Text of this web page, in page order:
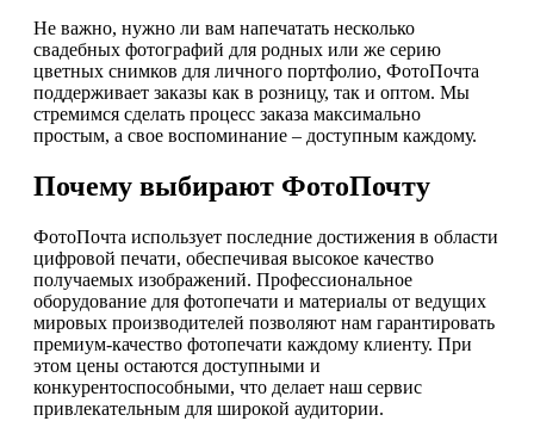
Не важно, нужно ли вам напечатать несколько
свадебных фотографий для родных или же серию
цветных снимков для личного портфолио, ФотоПочта
поддерживает заказы как в розницу, так и оптом. Мы
стремимся сделать процесс заказа максимально
простым, а свое воспоминание – доступным каждому.
Почему выбирают ФотоПочту
ФотоПочта использует последние достижения в области
цифровой печати, обеспечивая высокое качество
получаемых изображений. Профессиональное
оборудование для фотопечати и материалы от ведущих
мировых производителей позволяют нам гарантировать
премиум-качество фотопечати каждому клиенту. При
этом цены остаются доступными и
конкурентоспособными, что делает наш сервис
привлекательным для широкой аудитории.